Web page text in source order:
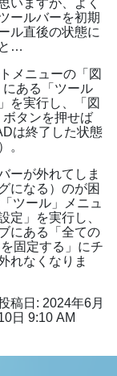
いますが、よく
ールバーを初期
ル直後の状態に
…
メニューの「図
ある「ツール
を実行し、「図
タンを押せば
は終了した状態
。
ーが外れてしま
になる）のが困
ツール」メニュ
定」を実行し、
にある「全ての
固定する」にチ
れなくなりま
稿日: 2024年6月
日 9:10 AM